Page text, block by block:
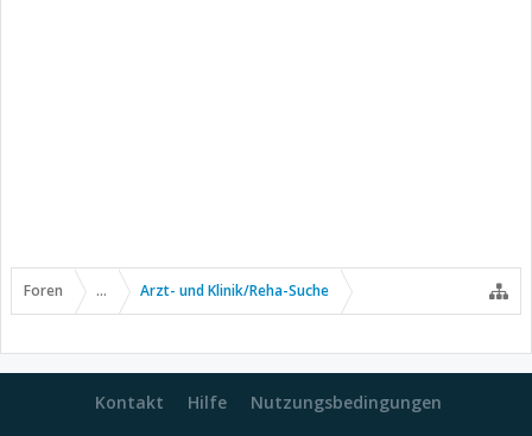
Foren ... Arzt- und Klinik/Reha-Suche
Kontakt Hilfe Nutzungsbedingungen